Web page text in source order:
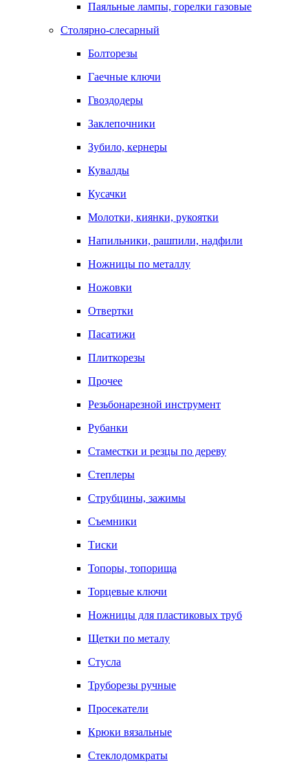
Паяльные лампы, горелки газовые
Столярно-слесарный
Болторезы
Гаечные ключи
Гвоздодеры
Заклепочники
Зубило, кернеры
Кувалды
Кусачки
Молотки, киянки, рукоятки
Напильники, рашпили, надфили
Ножницы по металлу
Ножовки
Отвертки
Пасатижи
Плиткорезы
Прочее
Резьбонарезной инструмент
Рубанки
Стаместки и резцы по дереву
Степлеры
Струбцины, зажимы
Съемники
Тиски
Топоры, топорища
Торцевые ключи
Ножницы для пластиковых труб
Щетки по металу
Стусла
Труборезы ручные
Просекатели
Крюки вязальные
Стеклодомкраты